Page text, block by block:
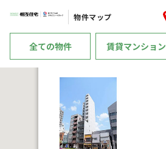
物件マップ
全ての物件 賃貸マンション